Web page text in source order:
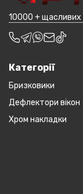
10000 + щасливих
Категорії
Бризковики
Дефлектори вікон
Хром накладки